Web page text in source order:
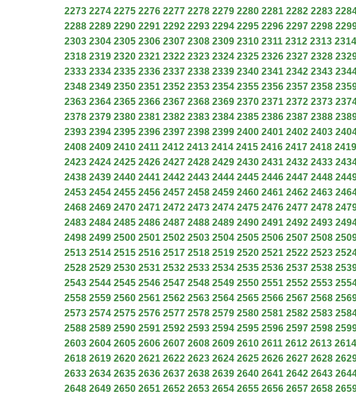
2273 2274 2275 2276 2277 2278 2279 2280 2281 2282 2283
2288 2289 2290 2291 2292 2293 2294 2295 2296 2297 2298
2303 2304 2305 2306 2307 2308 2309 2310 2311 2312 2313 2314
2318 2319 2320 2321 2322 2323 2324 2325 2326 2327 2328
2333 2334 2335 2336 2337 2338 2339 2340 2341 2342 2343
2348 2349 2350 2351 2352 2353 2354 2355 2356 2357 2358
2363 2364 2365 2366 2367 2368 2369 2370 2371 2372 2373
2378 2379 2380 2381 2382 2383 2384 2385 2386 2387 2388
2393 2394 2395 2396 2397 2398 2399 2400 2401 2402 2403
2408 2409 2410 2411 2412 2413 2414 2415 2416 2417 2418 2419
2423 2424 2425 2426 2427 2428 2429 2430 2431 2432 2433
2438 2439 2440 2441 2442 2443 2444 2445 2446 2447 2448
2453 2454 2455 2456 2457 2458 2459 2460 2461 2462 2463
2468 2469 2470 2471 2472 2473 2474 2475 2476 2477 2478
2483 2484 2485 2486 2487 2488 2489 2490 2491 2492 2493
2498 2499 2500 2501 2502 2503 2504 2505 2506 2507 2508
2513 2514 2515 2516 2517 2518 2519 2520 2521 2522 2523
2528 2529 2530 2531 2532 2533 2534 2535 2536 2537 2538
2543 2544 2545 2546 2547 2548 2549 2550 2551 2552 2553
2558 2559 2560 2561 2562 2563 2564 2565 2566 2567 2568
2573 2574 2575 2576 2577 2578 2579 2580 2581 2582 2583
2588 2589 2590 2591 2592 2593 2594 2595 2596 2597 2598
2603 2604 2605 2606 2607 2608 2609 2610 2611 2612 2613 2614
2618 2619 2620 2621 2622 2623 2624 2625 2626 2627 2628
2633 2634 2635 2636 2637 2638 2639 2640 2641 2642 2643
2648 2649 2650 2651 2652 2653 2654 2655 2656 2657 2658